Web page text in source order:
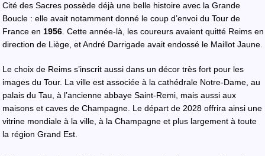
Cité des Sacres possède déjà une belle histoire avec la Grande
Boucle : elle avait notamment donné le coup d’envoi du Tour de
France en 1956 . Cette année-là, les coureurs avaient quitté Reims en
direction de Liège, et André Darrigade avait endossé le Maillot Jaune.
Le choix de Reims s’inscrit aussi dans un décor très fort pour les
images du Tour. La ville est associée à la cathédrale Notre-Dame, au
palais du Tau, à l’ancienne abbaye Saint-Remi, mais aussi aux
maisons et caves de Champagne. Le départ de 2028 offrira ainsi une
vitrine mondiale à la ville, à la Champagne et plus largement à toute
la région Grand Est.